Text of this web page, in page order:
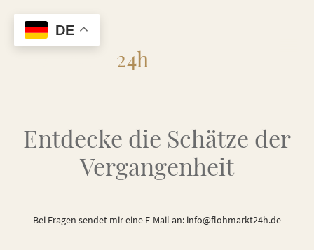
24h
Entdecke die Schätze der
Vergangenheit
Bei Fragen sendet mir eine E-Mail an: info@flohmarkt24h.de
DE